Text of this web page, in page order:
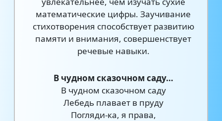
математические цифры. Заучивание
стихотворения способствует развитию
памяти и внимания, совершенствует
речевые навыки.
В чудном сказочном саду…
В чудном сказочном саду
Лебедь плавает в пруду
Погляди-ка, я права,